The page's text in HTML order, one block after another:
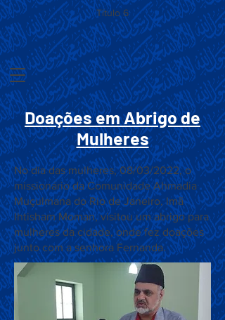
Título 6
Doações em Abrigo de
Mulheres
No dia das mulheres, 08/03/2022, o
missionário da Comunidade Ahmadia
Muçulmana do Rio de Janeiro, Imã
Ihtisham Moman, visitou um abrigo para
mulheres da cidade, onde fez doações
junto com a senhora Fernanda.